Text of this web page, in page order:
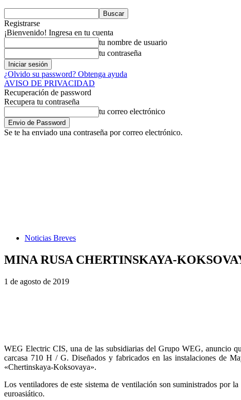
Registrarse
¡Bienvenido! Ingresa en tu cuenta
tu nombre de usuario
tu contraseña
¿Olvido su password? Obtenga ayuda
AVISO DE PRIVACIDAD
Recuperación de password
Recupera tu contraseña
tu correo electrónico
Se te ha enviado una contraseña por correo electrónico.
Noticias Breves
MINA RUSA CHERTINSKAYA-
1 de agosto de 2019
WEG Electric CIS, una de las subsidiarias del Grupo WEG, anuncio
carcasa 710 H / G. Diseñados y fabricados en las instalaciones de
«Chertinskaya-Koksovaya».
Los ventiladores de este sistema de ventilación son suministrados por
euroasiático.